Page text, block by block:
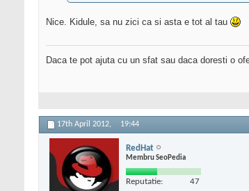
Nice. Kidule, sa nu zici ca si asta e tot al tau
Daca te pot ajuta cu un sfat sau daca doresti o
17th April 2012, 19:44
RedHat
Membru SeoPedia
Reputatie: 47